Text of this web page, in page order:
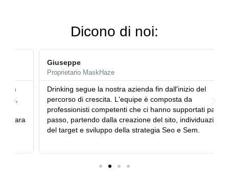
Dicono di noi:
Giuseppe
Proprietario MaskHaze
Drinking segue la nostra azienda fin dall'inizio del
percorso di crescita. L'equipe è composta da
professionisti competenti che ci hanno supportati passo
passo, partendo dalla creazione del sito, individuazione
del target e sviluppo della strategia Seo e Sem.